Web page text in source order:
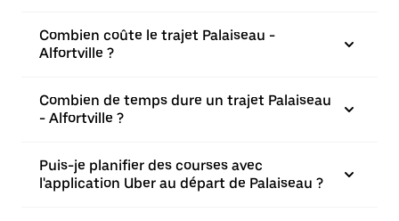
Combien coûte le trajet Palaiseau -
Alfortville ?
Combien de temps dure un trajet Palaiseau
- Alfortville ?
Puis-je planifier des courses avec
l'application Uber au départ de Palaiseau ?